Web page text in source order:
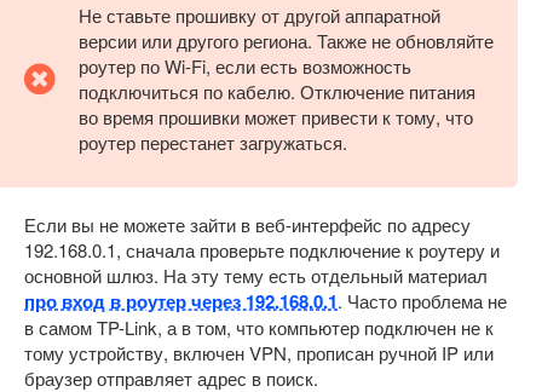
Не ставьте прошивку от другой аппаратной
версии или другого региона. Также не обновляйте
роутер по Wi-Fi, если есть возможность
подключиться по кабелю. Отключение питания
во время прошивки может привести к тому, что
роутер перестанет загружаться.
Если вы не можете зайти в веб-интерфейс по адресу
192.168.0.1, сначала проверьте подключение к роутеру и
основной шлюз. На эту тему есть отдельный материал
про вход в роутер через 192.168.0.1. Часто проблема не
в самом TP-Link, а в том, что компьютер подключен не к
тому устройству, включен VPN, прописан ручной IP или
браузер отправляет адрес в поиск.